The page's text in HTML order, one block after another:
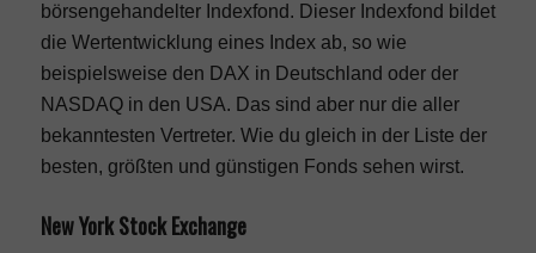
börsengehandelter Indexfond. Dieser Indexfond bildet
die Wertentwicklung eines Index ab, so wie
beispielsweise den DAX in Deutschland oder der
NASDAQ in den USA. Das sind aber nur die aller
bekanntesten Vertreter. Wie du gleich in der Liste der
besten, größten und günstigen Fonds sehen wirst.
New York Stock Exchange